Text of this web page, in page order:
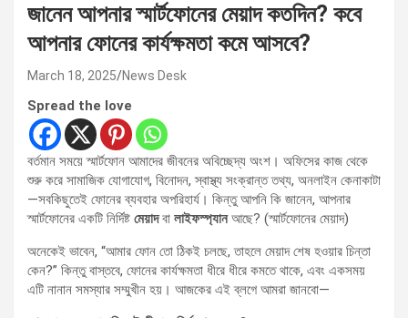
জানেন আপনার স্মার্টফোনের মেয়াদ কতদিন? কবে
আপনার ফোনের কার্যক্ষমতা কমে আসবে?
March 18, 2025 News Desk
Spread the love
বর্তমান সময়ে স্মার্টফোন আমাদের জীবনের অবিচ্ছেদ্য অংশ। অফিসের কাজ থেকে
শুরু করে সামাজিক যোগাযোগ, বিনোদন, স্বাস্থ্য সংক্রান্ত তথ্য, অনলাইন কেনাকাটা
—সবকিছুতেই ফোনের ব্যবহার অপরিহার্য। কিন্তু আপনি কি জানেন, আপনার
স্মার্টফোনের একটি নির্দিষ্ট মেয়াদবা লাইফস্প্যানআছে? (স্মার্টফোনের মেয়াদ)
অনেকেই ভাবেন, “আমার ফোন তো ঠিকই চলছে, তাহলে মেয়াদ শেষ হওয়ার চিন্তা
কেন?” কিন্তু বাস্তবে, ফোনের কার্যক্ষমতা ধীরে ধীরে কমতে থাকে, এবং একসময়
এটি নানান সমস্যার সম্মুখীন হয়। আজকের এই ব্লগে আমরা জানবো—